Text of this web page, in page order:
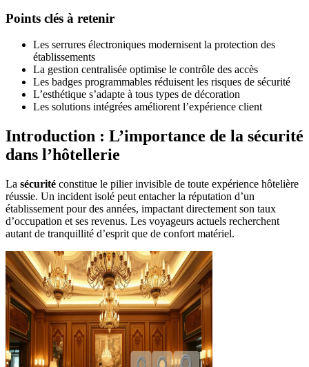
Points clés à retenir
Les serrures électroniques modernisent la protection des
établissements
La gestion centralisée optimise le contrôle des accès
Les badges programmables réduisent les risques de sécurité
L’esthétique s’adapte à tous types de décoration
Les solutions intégrées améliorent l’expérience client
Introduction : L’importance de la sécurité
dans l’hôtellerie
La sécurité constitue le pilier invisible de toute expérience hôtelière
réussie. Un incident isolé peut entacher la réputation d’un
établissement pour des années, impactant directement son taux
d’occupation et ses revenus. Les voyageurs actuels recherchent
autant de tranquillité d’esprit que de confort matériel.